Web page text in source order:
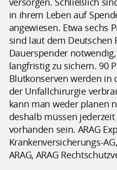
in ihrem Leben auf
angewiesen. Etwa sechs
sind laut dem Deutschen
Dauerspender
langfristig zu sichern. 90
Blutkonserven werden
der Unfallchirurgie
kann man weder planen
deshalb müssen
vorhanden sein. ARAG
Krankenversicherungs-
ARAG, ARAG